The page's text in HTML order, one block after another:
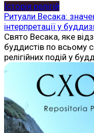
Історія релігій
Ритуали Весака:
інтерпретації у
Свято Весака, яке
буддистів по всьому
релігійних подій у